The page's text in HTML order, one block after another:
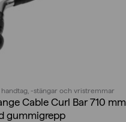
handtag, -stängar och vristremmar
Cable Curl Bar 710 mm
gummigrepp